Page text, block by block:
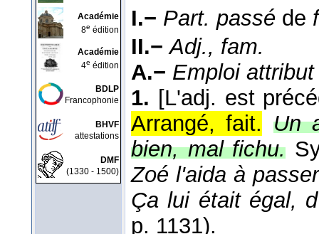
Académie
8e édition
Académie
4e édition
BDLP
Francophonie
BHVF
attestations
DMF
(1330 - 1500)
I.− Part. passé de
II.− Adj., fam.
A.− Emploi attribut
1. [L'adj. est
Arrangé, fait. Un
bien, mal fichu.
Zoé l'aida à
Ça lui était égal,
p. 1131).